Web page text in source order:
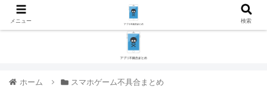
ホーム スマホゲーム不具合まとめ
メニュー 検索